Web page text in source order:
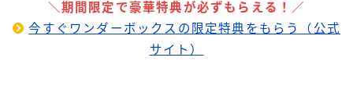
＼期間限定で豪華特典が必ずもらえる！／
今すぐワンダーボックスの限定特典をもらう（公式
サイト）